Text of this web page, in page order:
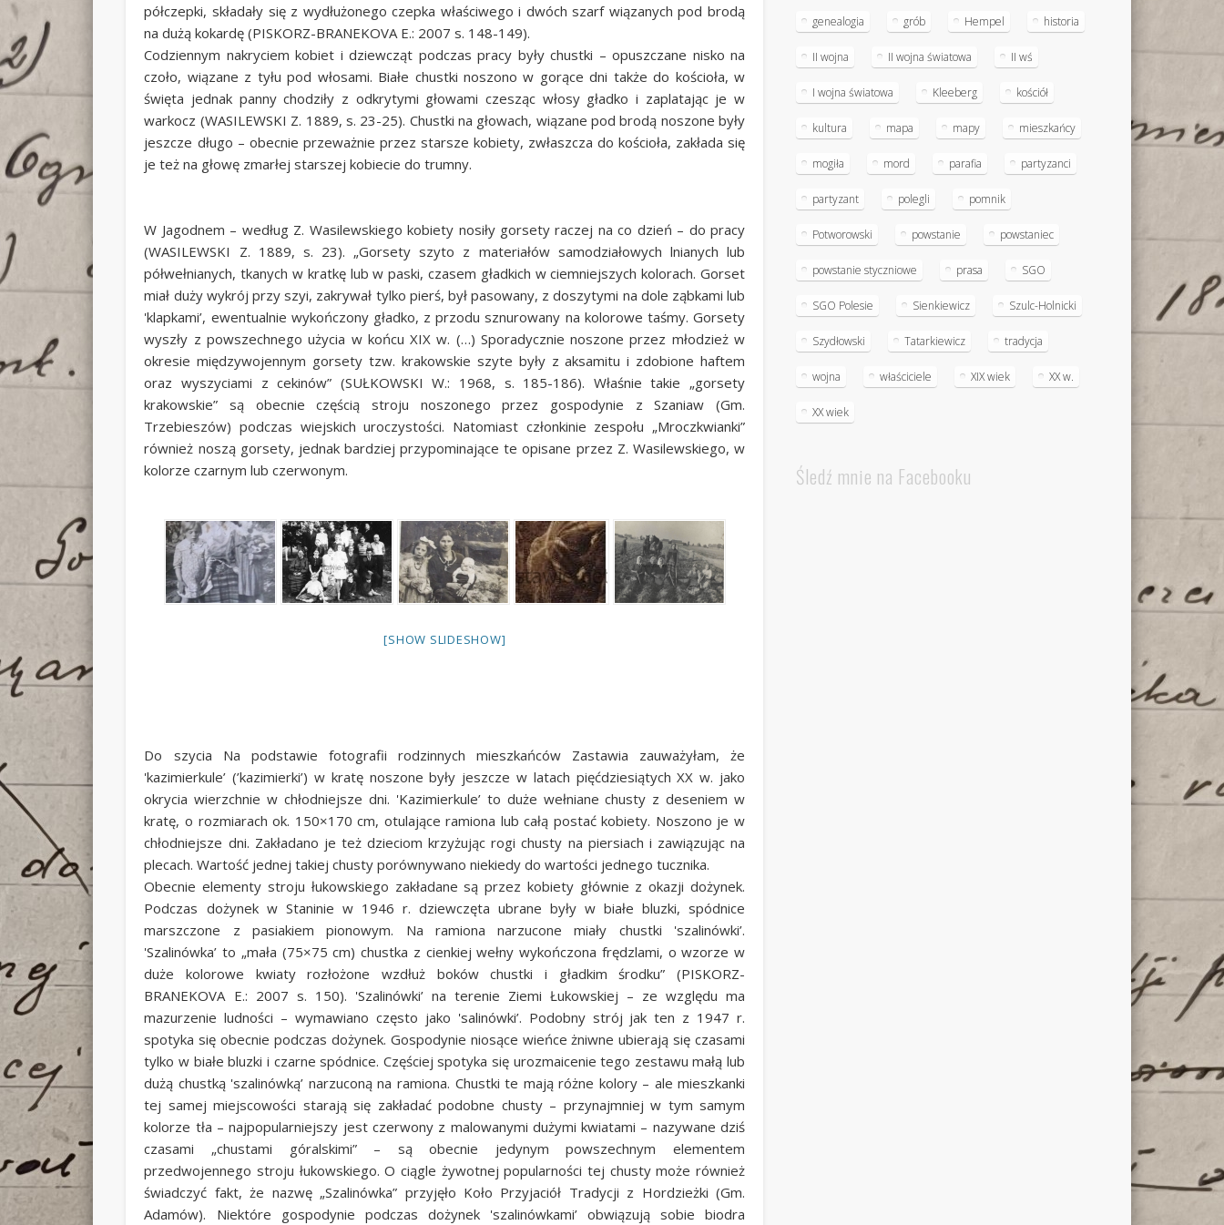
półczepki, składały się z wydłużonego czepka właściwego i dwóch szarf wiązanych pod brodą
na dużą kokardę (PISKORZ-BRANEKOVA E.: 2007 s. 148-149).
Codziennym nakryciem kobiet i dziewcząt podczas pracy były chustki – opuszczane nisko na
czoło, wiązane z tyłu pod włosami. Białe chustki noszono w gorące dni także do kościoła, w
święta jednak panny chodziły z odkrytymi głowami czesząc włosy gładko i zaplatając je w
warkocz (WASILEWSKI Z. 1889, s. 23-25). Chustki na głowach, wiązane pod brodą noszone były
jeszcze długo – obecnie przeważnie przez starsze kobiety, zwłaszcza do kościoła, zakłada się
je też na głowę zmarłej starszej kobiecie do trumny.
W Jagodnem – według Z. Wasilewskiego kobiety nosiły gorsety raczej na co dzień – do pracy
(WASILEWSKI Z. 1889, s. 23). „Gorsety szyto z materiałów samodziałowych lnianych lub
półwełnianych, tkanych w kratkę lub w paski, czasem gładkich w ciemniejszych kolorach. Gorset
miał duży wykrój przy szyi, zakrywał tylko pierś, był pasowany, z doszytymi na dole ząbkami lub
'klapkami’, ewentualnie wykończony gładko, z przodu sznurowany na kolorowe taśmy. Gorsety
wyszły z powszechnego użycia w końcu XIX w. (…) Sporadycznie noszone przez młodzież w
okresie międzywojennym gorsety tzw. krakowskie szyte były z aksamitu i zdobione haftem
oraz wyszyciami z cekinów” (SUŁKOWSKI W.: 1968, s. 185-186). Właśnie takie „gorsety
krakowskie” są obecnie częścią stroju noszonego przez gospodynie z Szaniaw (Gm.
Trzebieszów) podczas wiejskich uroczystości. Natomiast członkinie zespołu „Mroczkwianki”
również noszą gorsety, jednak bardziej przypominające te opisane przez Z. Wasilewskiego, w
kolorze czarnym lub czerwonym.
[SHOW SLIDESHOW]
Do szycia Na podstawie fotografii rodzinnych mieszkańców Zastawia zauważyłam, że
'kazimierkule’ (’kazimierki’) w kratę noszone były jeszcze w latach pięćdziesiątych XX w. jako
okrycia wierzchnie w chłodniejsze dni. 'Kazimierkule’ to duże wełniane chusty z deseniem w
kratę, o rozmiarach ok. 150×170 cm, otulające ramiona lub całą postać kobiety. Noszono je w
chłodniejsze dni. Zakładano je też dzieciom krzyżując rogi chusty na piersiach i zawiązując na
plecach. Wartość jednej takiej chusty porównywano niekiedy do wartości jednego tucznika.
Obecnie elementy stroju łukowskiego zakładane są przez kobiety głównie z okazji dożynek.
Podczas dożynek w Staninie w 1946 r. dziewczęta ubrane były w białe bluzki, spódnice
marszczone z pasiakiem pionowym. Na ramiona narzucone miały chustki 'szalinówki’.
'Szalinówka’ to „mała (75×75 cm) chustka z cienkiej wełny wykończona frędzlami, o wzorze w
duże kolorowe kwiaty rozłożone wzdłuż boków chustki i gładkim środku” (PISKORZ-
BRANEKOVA E.: 2007 s. 150). 'Szalinówki’ na terenie Ziemi Łukowskiej – ze względu ma
mazurzenie ludności – wymawiano często jako 'salinówki’. Podobny strój jak ten z 1947 r.
spotyka się obecnie podczas dożynek. Gospodynie niosące wieńce żniwne ubierają się czasami
tylko w białe bluzki i czarne spódnice. Częściej spotyka się urozmaicenie tego zestawu małą lub
dużą chustką 'szalinówką’ narzuconą na ramiona. Chustki te mają różne kolory – ale mieszkanki
tej samej miejscowości starają się zakładać podobne chusty – przynajmniej w tym samym
kolorze tła – najpopularniejszy jest czerwony z malowanymi dużymi kwiatami – nazywane dziś
czasami „chustami góralskimi” – są obecnie jedynym powszechnym elementem
przedwojennego stroju łukowskiego. O ciągle żywotnej popularności tej chusty może również
świadczyć fakt, że nazwę „Szalinówka” przyjęło Koło Przyjaciół Tradycji z Hordzieżki (Gm.
Adamów). Niektóre gospodynie podczas dożynek 'szalinówkami’ obwiązują sobie biodra
genealogia grób Hempel historia
II wojna II wojna światowa II wś
I wojna światowa Kleeberg kościół
kultura mapa mapy mieszkańcy
mogiła mord parafia partyzanci
partyzant polegli pomnik
Potworowski powstanie powstaniec
powstanie styczniowe prasa SGO
SGO Polesie Sienkiewicz Szulc-Holnicki
Szydłowski Tatarkiewicz tradycja
wojna właściciele XIX wiek XX w.
XX wiek
Śledź mnie na Facebooku